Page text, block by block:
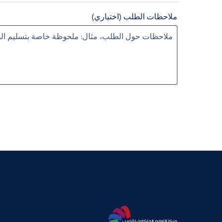
ملاحظات الطلب (اختياري)